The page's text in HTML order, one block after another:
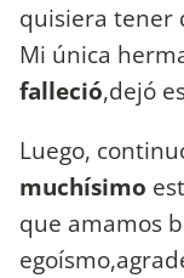
quisiera tener
Mi única
falleció,dejó
Luego,
muchísimo
que amamos